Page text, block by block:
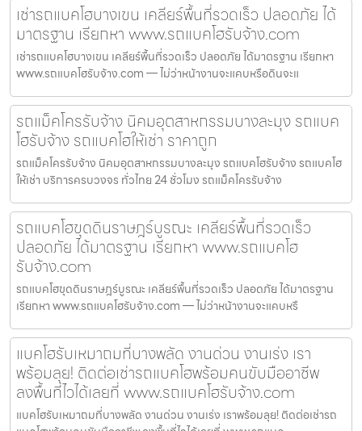
เช่ารถแบคโฮบางเขน เคลียร์พื้นที่รวดเร็ว ปลอดภัย ได้
มาตรฐาน เรียกหา www.รถแบคโฮรับจ้าง.com
เช่ารถแบคโฮบางเขน เคลียร์พื้นที่รวดเร็ว ปลอดภัย ได้มาตรฐาน เรียกหา
www.รถแบคโฮรับจ้าง.com — ไม่ว่าหน้างานจะแคบหรือดินจะแ
รถแม็คโครรับจ้าง นิคมอุตสาหกรรมบางละมุง รถแบค
โฮรับจ้าง รถแบคโฮให้เช่า ราคาถูก
รถแม็คโครรับจ้าง นิคมอุตสาหกรรมบางละมุง รถแบคโฮรับจ้าง รถแบคโฮ
ให้เช่า บริการครบวงจร ทั่วไทย 24 ชั่วโมง รถแม็คโครรับจ้าง
รถแบคโฮขุดดินราษฎร์บูรณะ เคลียร์พื้นที่รวดเร็ว
ปลอดภัย ได้มาตรฐาน เรียกหา www.รถแบคโฮ
รับจ้าง.com
รถแบคโฮขุดดินราษฎร์บูรณะ เคลียร์พื้นที่รวดเร็ว ปลอดภัย ได้มาตรฐาน
เรียกหา www.รถแบคโฮรับจ้าง.com — ไม่ว่าหน้างานจะแคบหรื
แบคโฮรับเหมาถมที่บางพลัด งานด่วน งานเร่ง เรา
พร้อมลุย! ติดต่อเช่ารถแบคโฮพร้อมคนขับมืออาชีพ
ลงพื้นที่ไวได้เลยที่ www.รถแบคโฮรับจ้าง.com
แบคโฮรับเหมาถมที่บางพลัด งานด่วน งานเร่ง เราพร้อมลุย! ติดต่อเช่ารถ